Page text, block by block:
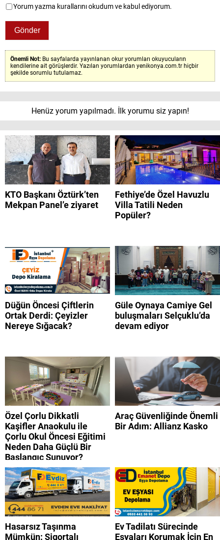
Yorum yazma kurallarını okudum ve kabul ediyorum.
Önemli Not: Bu sayfalarda yayınlanan okur yorumları okuyucuların
kendilerine ait görüşlerdir. Yazılan yorumlardan yenikonya.com.tr hiçbir
şekilde sorumlu tutulamaz.
Henüz yorum yapılmadı. İlk yorumu siz yapın!
KTO Başkanı Öztürk’ten
Mekpan Panel’e ziyaret
Fethiye’de Özel Havuzlu
Villa Tatili Neden
Popüler?
Düğün Öncesi Çiftlerin
Ortak Derdi: Çeyizler
Nereye Sığacak?
Güle Oynaya Camiye Gel
buluşmaları Selçuklu’da
devam ediyor
Özel Çorlu Dikkatli
Kaşifler Anaokulu ile
Çorlu Okul Öncesi Eğitimi
Neden Daha Güçlü Bir
Başlangıç Sunuyor?
Araç Güvenliğinde Önemli
Bir Adım: Allianz Kasko
Hasarsız Taşınma
Mümkün: Sigortalı
Ev Tadilatı Sürecinde
Eşyaları Korumak İçin En